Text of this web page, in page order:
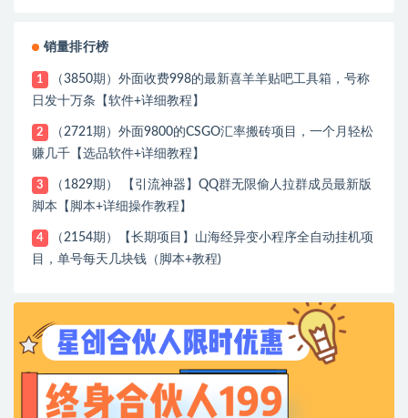
销量排行榜
1
（3850期）外面收费998的最新喜羊羊贴吧工具箱，号称
日发十万条【软件+详细教程】
2
（2721期）外面9800的CSGO汇率搬砖项目，一个月轻松
赚几千【选品软件+详细教程】
3
（1829期） 【引流神器】QQ群无限偷人拉群成员最新版
脚本【脚本+详细操作教程】
4
（2154期）【长期项目】山海经异变小程序全自动挂机项
目，单号每天几块钱（脚本+教程)